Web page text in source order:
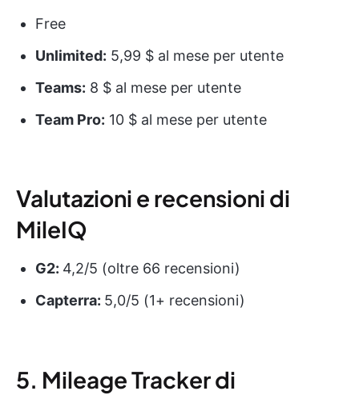
Free
Unlimited: 5,99 $ al mese per utente
Teams: 8 $ al mese per utente
Team Pro: 10 $ al mese per utente
Valutazioni e recensioni di
MileIQ
G2: 4,2/5 (oltre 66 recensioni)
Capterra: 5,0/5 (1+ recensioni)
5. Mileage Tracker di